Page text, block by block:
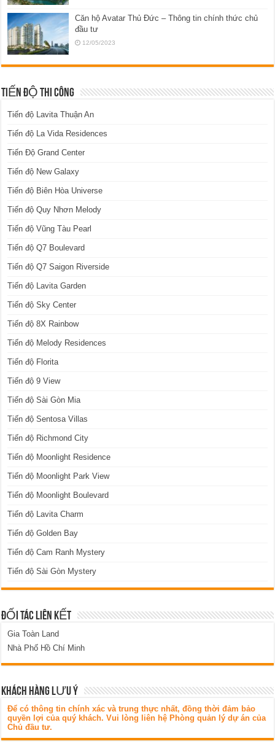
Căn hộ Avatar Thủ Đức – Thông tin chính thức chủ
đầu tư
12/05/2023
TIẾN ĐỘ THI CÔNG
Tiến độ Lavita Thuận An
Tiến độ La Vida Residences
Tiến Độ Grand Center
Tiến độ New Galaxy
Tiến độ Biên Hòa Universe
Tiến độ Quy Nhơn Melody
Tiến độ Vũng Tàu Pearl
Tiến độ Q7 Boulevard
Tiến độ Q7 Saigon Riverside
Tiến độ Lavita Garden
Tiến độ Sky Center
Tiến độ 8X Rainbow
Tiến độ Melody Residences
Tiến độ Florita
Tiến độ 9 View
Tiến độ Sài Gòn Mia
Tiến độ Sentosa Villas
Tiến độ Richmond City
Tiến độ Moonlight Residence
Tiến độ Moonlight Park View
Tiến độ Moonlight Boulevard
Tiến độ Lavita Charm
Tiến độ Golden Bay
Tiến độ Cam Ranh Mystery
Tiến độ Sài Gòn Mystery
ĐỐI TÁC LIÊN KẾT
Gia Toàn Land
Nhà Phố Hồ Chí Minh
KHÁCH HÀNG LƯU Ý
Để có thông tin chính xác và trung thực nhất, đồng thời đảm bảo
quyền lợi của quý khách. Vui lòng liên hệ Phòng quản lý dự án của
Chủ đầu tư.